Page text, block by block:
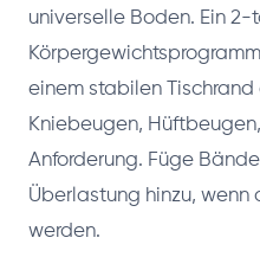
universelle Boden. Ein
einem stabilen
Kniebeugen,
Anforderung. Füge
Überlastung hinzu,
werden.